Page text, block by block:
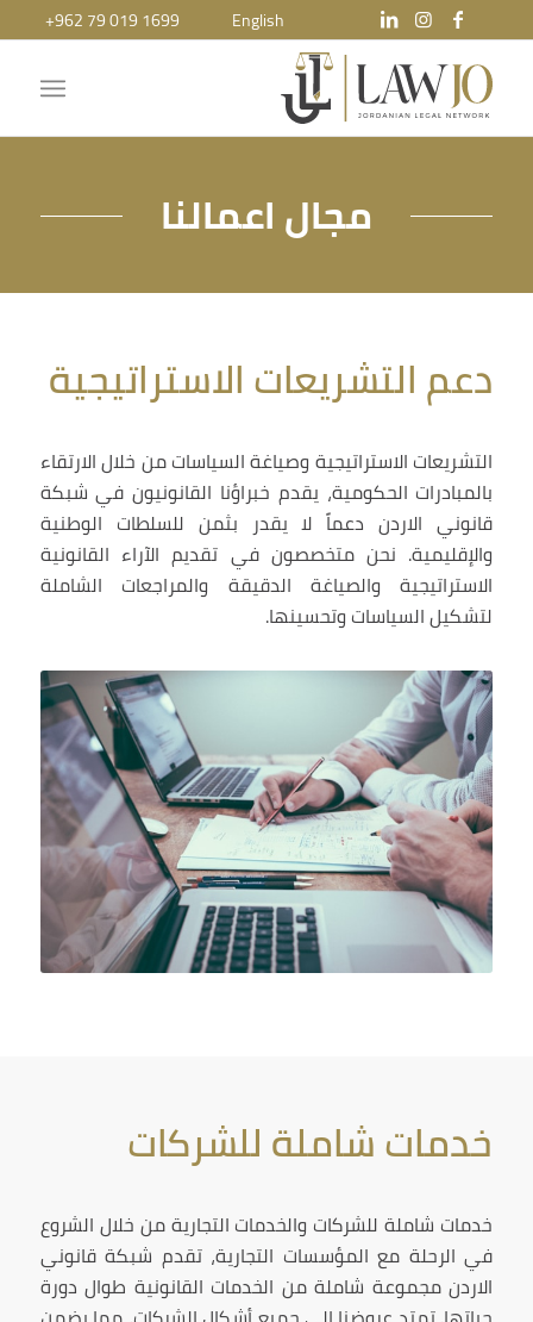
English
+962 79 019 1699
مجال اعمالنا
دعم التشريعات الاستراتيجية
التشريعات الاستراتيجية وصياغة السياسات من خلال الارتقاء
بالمبادرات الحكومية، يقدم خبراؤنا القانونيون في شبكة
قانوني الاردن دعماً لا يقدر بثمن للسلطات الوطنية
والإقليمية. نحن متخصصون في تقديم الآراء القانونية
الاستراتيجية والصياغة الدقيقة والمراجعات الشاملة
لتشكيل السياسات وتحسينها.
خدمات شاملة للشركات
خدمات شاملة للشركات والخدمات التجارية من خلال الشروع
في الرحلة مع المؤسسات التجارية، تقدم شبكة قانوني
الاردن مجموعة شاملة من الخدمات القانونية طوال دورة